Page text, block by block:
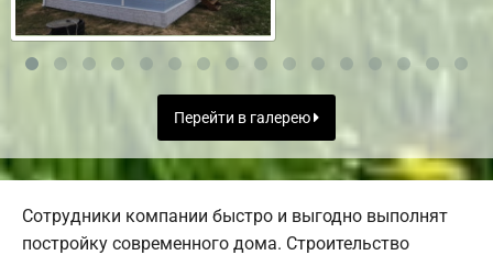
Перейти в галерею
Сотрудники компании быстро и выгодно выполнят
постройку современного дома. Строительство